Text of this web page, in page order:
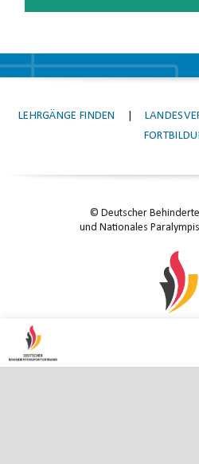
LEHRGÄNGE FINDEN
© Deutscher
und Nationales